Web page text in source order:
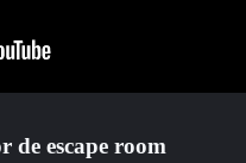
escape room